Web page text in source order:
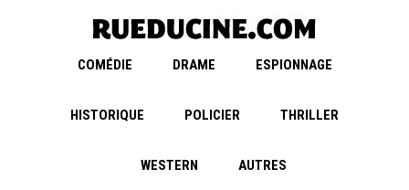
COMÉDIE DRAME ESPIONNAGE
HISTORIQUE POLICIER THRILLER
WESTERN AUTRES